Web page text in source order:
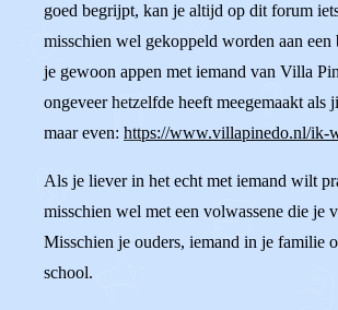
goed begrijpt, kan je altijd op dit forum
misschien wel gekoppeld worden aan een
je gewoon appen met iemand van Villa
ongeveer hetzelfde heeft meegemaakt
maar even: https://www.villapinedo.nl/ik-
Als je liever in het echt met iemand wilt
misschien wel met een volwassene die je
Misschien je ouders, iemand in je familie
school.